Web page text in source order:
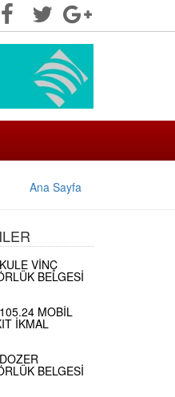
Ana Sayfa
VİNÇ
BELGESİ
MOBİL
İKMAL
BELGESİ